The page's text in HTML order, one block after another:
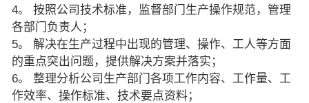
4。 按照公司技术标准，监督部门生产操作规范，管理
各部门负责人；
5。 解决在生产过程中出现的管理、操作、工人等方面
的重点突出问题，提供解决方案并落实；
6。 整理分析公司生产部门各项工作内容、工作量、工
作效率、操作标准、技术要点资料；